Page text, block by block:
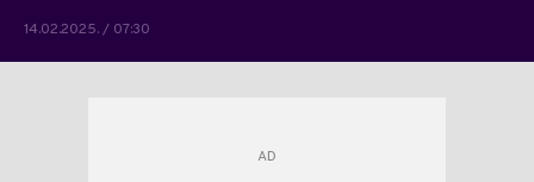
14.02.2025. / 07:30